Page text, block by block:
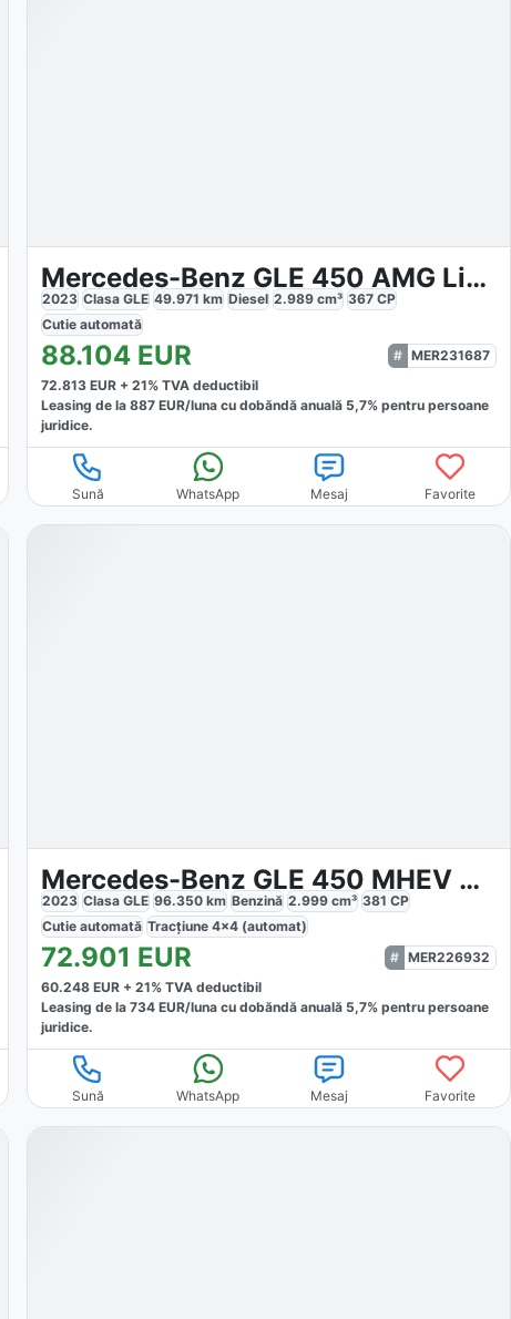
Mercedes-Benz GLE 450 AMG Line
2023 Clasa GLE 49.971 km Diesel 2.989cm³ 367CP
Cutie automată
88.104EUR
MER231687
72.813EUR + 21% TVA deductibil
Leasing de la 887EUR/lunacu dobăndă anuală 5,7% pentru persoane
juridice.
Sună WhatsApp Mesaj Favorite
Mercedes-Benz GLE 450 MHEV 4MATIC
2023 Clasa GLE 96.350km Benzină 2.999cm³ 381 CP
Cutie automată Tracțiune 4x4 (automat)
72.901 EUR
MER226932
60.248EUR + 21% TVA deductibil
Leasing de la 734EUR/lunacu dobăndă anuală 5,7% pentru persoane
juridice.
Sună WhatsApp Mesaj Favorite